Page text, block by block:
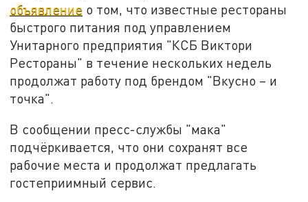
объявление о том, что известные рестораны
быстрого питания под управлением
Унитарного предприятия "КСБ Виктори
Рестораны" в течение нескольких недель
продолжат работу под брендом "Вкусно – и
точка".
В сообщении пресс-службы "мака"
подчёркивается, что они сохранят все
рабочие места и продолжат предлагать
гостеприимный сервис.